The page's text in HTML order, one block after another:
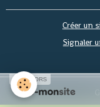
Créer un
Signaler
SPONSORS